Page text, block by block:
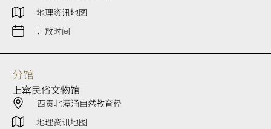
地理资讯地图
开放时间
分馆
上窰民俗文物馆
西贡北潭涌自然教育径
地理资讯地图